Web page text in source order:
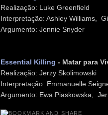
Realização: Luke Greenfield
Interpretação: Ashley Williams,
Argumento: Jennie Snyder
Essential Killing - Matar para
Realização: Jerzy Skolimowski
Interpretação: Emmanuelle
Argumento: Ewa Piaskowska,